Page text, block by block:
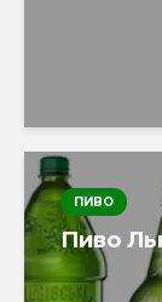
ПИВО
Пиво